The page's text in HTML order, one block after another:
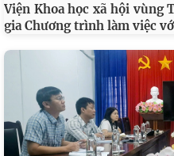
Viện Khoa học xã hội vùng
gia Chương trình làm việc